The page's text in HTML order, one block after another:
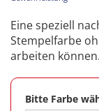
Eine speziell
Stempelfarbe
arbeiten können.
Bitte Farbe